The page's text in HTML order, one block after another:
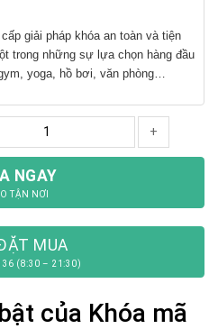
giải pháp khóa an toàn và tiện
trong những sự lựa chọn hàng đầu
yoga, hồ bơi, văn phòng…
+
NGAY
TẬN NƠI
MUA
(8:30 – 21:30)
của Khóa mã